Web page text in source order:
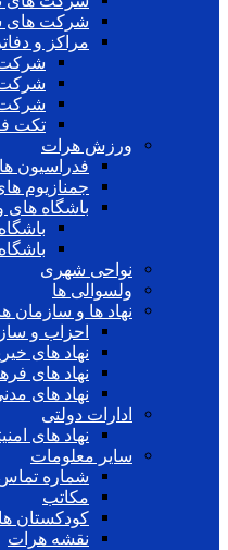
شرکت های
مراکز و
شرکت
شرکت
شرکت
تکت
ورزش هرات
فدراسیون
جمنازیوم
باشگاه
نواحی شهری
ولسوالی ها
نهاد ها و سازمان
احزاب و
نهاد های
نهاد های
نهاد های
ادارات دولتی
نهاد های
سایر معلومات
شماره
مکاتب
کودکستان ها
نقشه هرات